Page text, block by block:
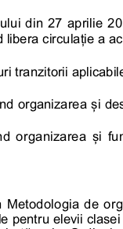
din 27 aprilie
libera circulație a
tranzitorii
organizarea și
organizarea și
de
pentru elevii